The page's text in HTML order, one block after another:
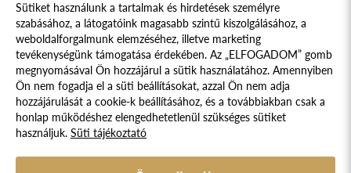
TESSEDIK SÁMUEL KOLLÉGIUM
AFRIKA KOLLÉGIUM
KELETI NYITÁS KOLLÉGIUM
IBERO-AMERICA KOLLÉGIUM
KERKAI JENŐ KOLLÉGIUM
SZENT-GYÖRGYI ALBERT KOLLÉGIUM
2015
2014
2012
2011
Süti szabályzat Adatvédelmi nyilatkozat
Jogi nyilatkozat
© 2017 - 2026 NÉPFŐISKOLA ALAPÍTVÁNY, LAKITELEK. MINDEN JOG
Sütiket használunk a tartalmak és hirdetések személyre
szabásához, a látogatóink magasabb szintű kiszolgálásához, a
weboldalforgalmunk elemzéséhez, illetve marketing
tevékenységünk támogatása érdekében. Az „ELFOGADOM” gomb
megnyomásával Ön hozzájárul a sütik használatához. Amennyiben
Ön nem fogadja el a süti beállításokat, azzal Ön nem adja
hozzájárulását a cookie-k beállításához, és a továbbiakban csak a
honlap működéshez elengedhetetlenül szükséges sütiket
használjuk. Süti tájékoztató